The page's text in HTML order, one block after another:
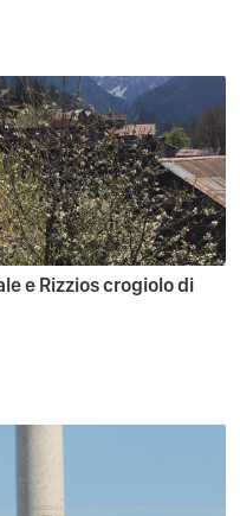
e Rizzios crogiolo di